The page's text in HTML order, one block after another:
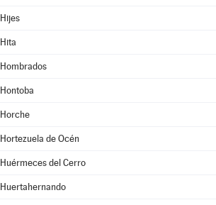
Hijes
Hita
Hombrados
Hontoba
Horche
Hortezuela de Océn
Huérmeces del Cerro
Huertahernando